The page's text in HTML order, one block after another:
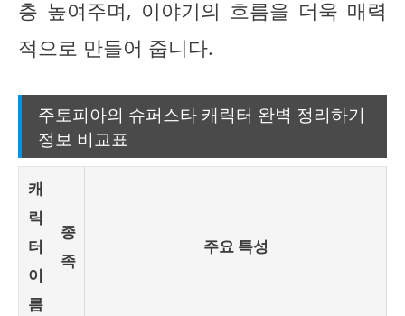
층 높여주며, 이야기의 흐름을 더욱 매력
적으로 만들어 줍니다.
주토피아의 슈퍼스타 캐릭터 완벽 정리하기
정보 비교표
캐
릭
터
이
름
종
족
주요 특성